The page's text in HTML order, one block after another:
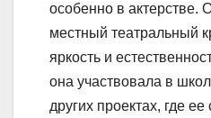
особенно в актерстве.
местный театральный
яркость и
она участвовала в
других проектах, где